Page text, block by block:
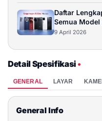
Daftar
Semua
9 April 2026
Detail Spesifikasi•
GENERAL LAYAR
General Info